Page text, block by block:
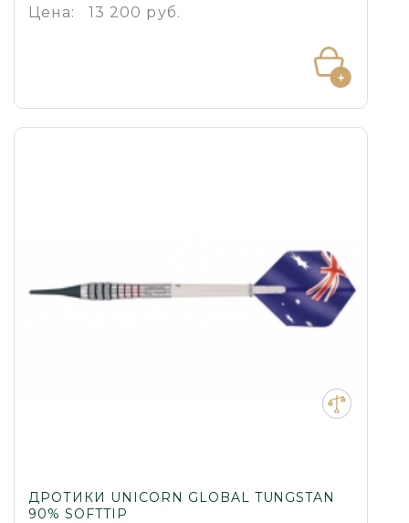
Цена: 13 200 руб.
ДРОТИКИ UNICORN GLOBAL TUNGSTAN
90% SOFTTIP